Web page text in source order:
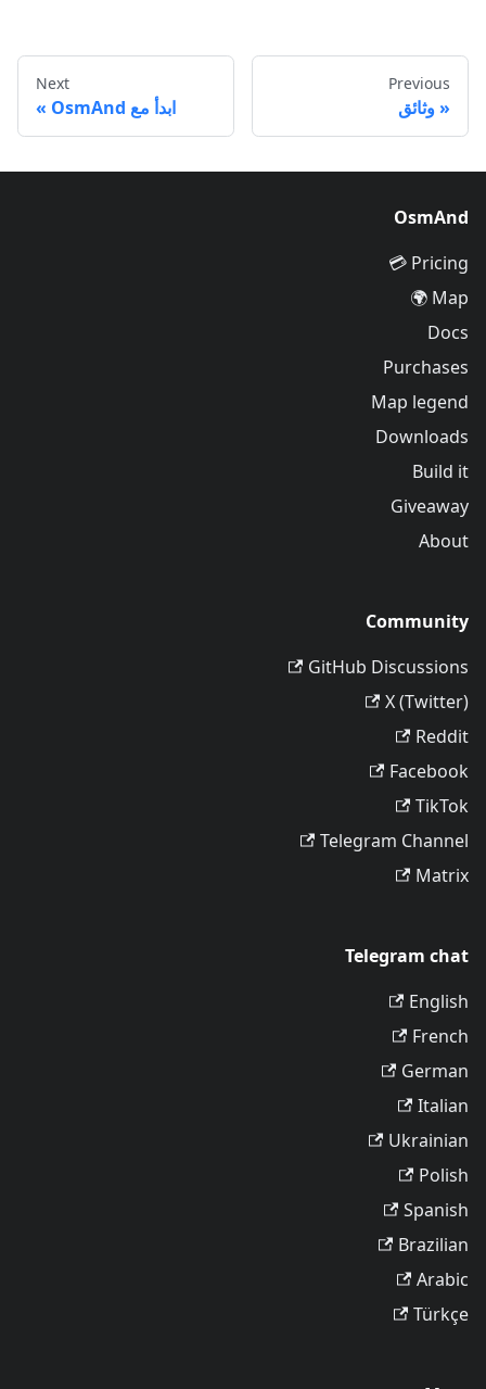
Previous
وثائق
Next
ابدأ مع OsmAnd
OsmAnd
Pricing 💳
Map 🌍
Docs
Purchases
Map legend
Downloads
Build it
Giveaway
About
Community
GitHub Discussions
X (Twitter)
Reddit
Facebook
TikTok
Telegram Channel
Matrix
Telegram chat
English
French
German
Italian
Ukrainian
Polish
Spanish
Brazilian
Arabic
Türkçe